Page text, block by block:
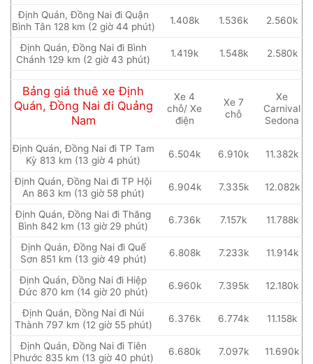
Định Quán, Đồng Nai đi Quận
Bình Tân 128 km (2 giờ 44 phút)
1.408k 1.536k 2.560k
Định Quán, Đồng Nai đi Bình
Chánh 129 km (2 giờ 43 phút)
1.419k 1.548k 2.580k
Bảng giá thuê xe Định
Quán, Đồng Nai đi Quảng
Nam
Xe 4
chỗ/ Xe
điện
Xe 7
chỗ
Xe
Carnival
Sedona
Định Quán, Đồng Nai đi TP Tam
Kỳ 813 km (13 giờ 4 phút)
6.504k 6.910k 11.382k
Định Quán, Đồng Nai đi TP Hội
An 863 km (13 giờ 58 phút)
6.904k 7.335k 12.082k
Định Quán, Đồng Nai đi Thăng
Bình 842 km (13 giờ 29 phút)
6.736k 7.157k 11.788k
Định Quán, Đồng Nai đi Quế
Sơn 851 km (13 giờ 49 phút)
6.808k 7.233k 11.914k
Định Quán, Đồng Nai đi Hiệp
Đức 870 km (14 giờ 20 phút)
6.960k 7.395k 12.180k
Định Quán, Đồng Nai đi Núi
Thành 797 km (12 giờ 55 phút)
6.376k 6.774k 11.158k
Định Quán, Đồng Nai đi Tiên
Phước 835 km (13 giờ 40 phút)
6.680k 7.097k 11.690k